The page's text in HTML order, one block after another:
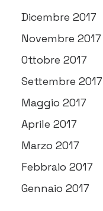
Dicembre 2017
Novembre 2017
Ottobre 2017
Settembre 2017
Maggio 2017
Aprile 2017
Marzo 2017
Febbraio 2017
Gennaio 2017